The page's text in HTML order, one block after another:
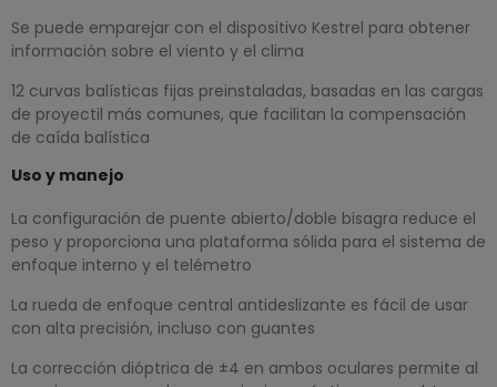
Se puede emparejar con el dispositivo Kestrel para obtener
información sobre el viento y el clima
12 curvas balísticas fijas preinstaladas, basadas en las cargas
de proyectil más comunes, que facilitan la compensación
de caída balística
Uso y manejo
La configuración de puente abierto/doble bisagra reduce el
peso y proporciona una plataforma sólida para el sistema de
enfoque interno y el telémetro
La rueda de enfoque central antideslizante es fácil de usar
con alta precisión, incluso con guantes
La corrección dióptrica de ±4 en ambos oculares permite al